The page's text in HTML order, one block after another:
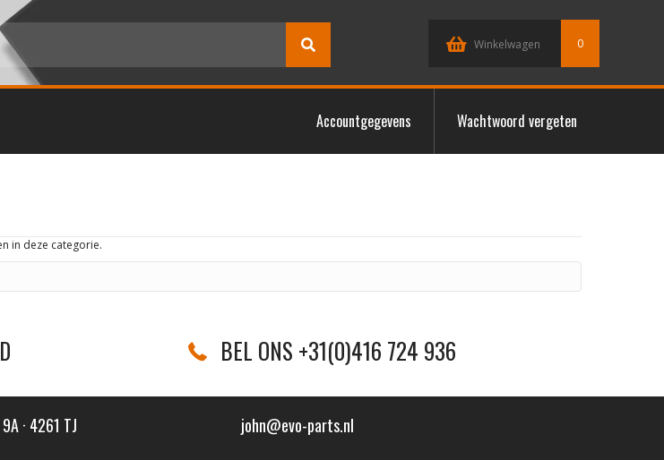
Winkelwagen 0
Accountgegevens Wachtwoord vergeten
in deze categorie.
BEL ONS +31(0)416 724 936
· 4261 TJ
john@evo-parts.nl